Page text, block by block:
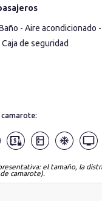
- Aire
de seguridad
camarote:
el tamaño, la
camarote).